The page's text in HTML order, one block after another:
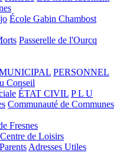
École Gabin Chambost
Passerelle de l'Ourcq
PERSONNEL
Conseil
ÉTAT CIVIL P L U
Communauté de Communes
Fresnes
Centre de Loisirs
Adresses Utiles